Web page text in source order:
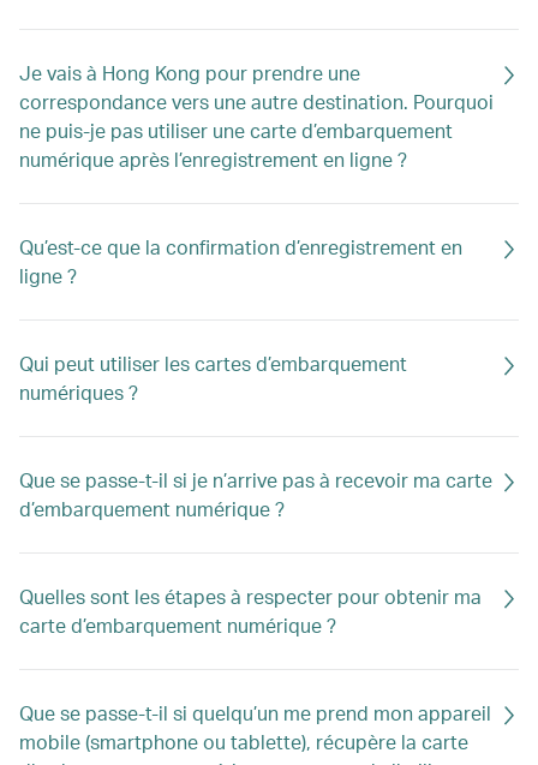
Je vais à Hong Kong pour prendre une
correspondance vers une autre destination. Pourquoi
ne puis-je pas utiliser une carte d’embarquement
numérique après l’enregistrement en ligne ?
Qu’est-ce que la confirmation d’enregistrement en
ligne ?
Qui peut utiliser les cartes d’embarquement
numériques ?
Que se passe-t-il si je n’arrive pas à recevoir ma carte
d’embarquement numérique ?
Quelles sont les étapes à respecter pour obtenir ma
carte d’embarquement numérique ?
Que se passe-t-il si quelqu’un me prend mon appareil
mobile (smartphone ou tablette), récupère la carte